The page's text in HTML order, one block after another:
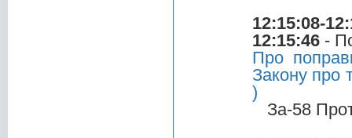
12:15:08-
12:15:46 -
Про
Закону про
)
За-58